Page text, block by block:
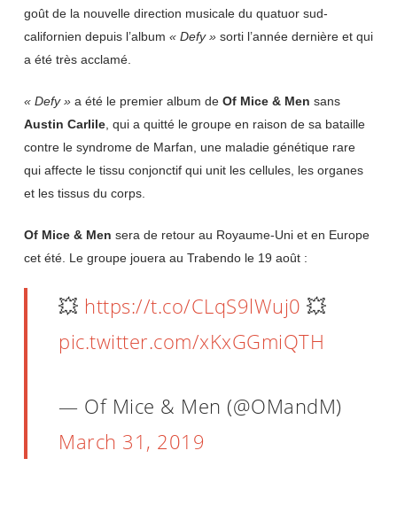
goût de la nouvelle direction musicale du quatuor sud-
californien depuis l’album « Defy »sorti l’année dernière et qui
a été très acclamé.
« Defy »a été le premier album de Of Mice & Men sans
Austin Carlile, qui a quitté le groupe en raison de sa bataille
contre le syndrome de Marfan, une maladie génétique rare
qui affecte le tissu conjonctif qui unit les cellules, les organes
et les tissus du corps.
Of Mice & Men sera de retour au Royaume-Uni et en Europe
cet été. Le groupe jouera au Trabendo le 19 août :
💥 https://t.co/CLqS9lWuj0 💥
pic.twitter.com/xKxGGmiQTH
— Of Mice & Men (@OMandM)
March 31, 2019